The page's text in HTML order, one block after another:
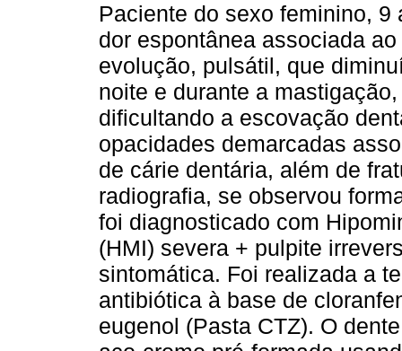
Paciente do sexo feminino,
dor espontânea associada
evolução, pulsátil, que
noite e durante a
dificultando a escovação
opacidades demarcadas
de cárie dentária, além de
radiografia, se observou
foi diagnosticado com
(HMI) severa + pulpite
sintomática. Foi realizada a
antibiótica à base de
eugenol (Pasta CTZ). O